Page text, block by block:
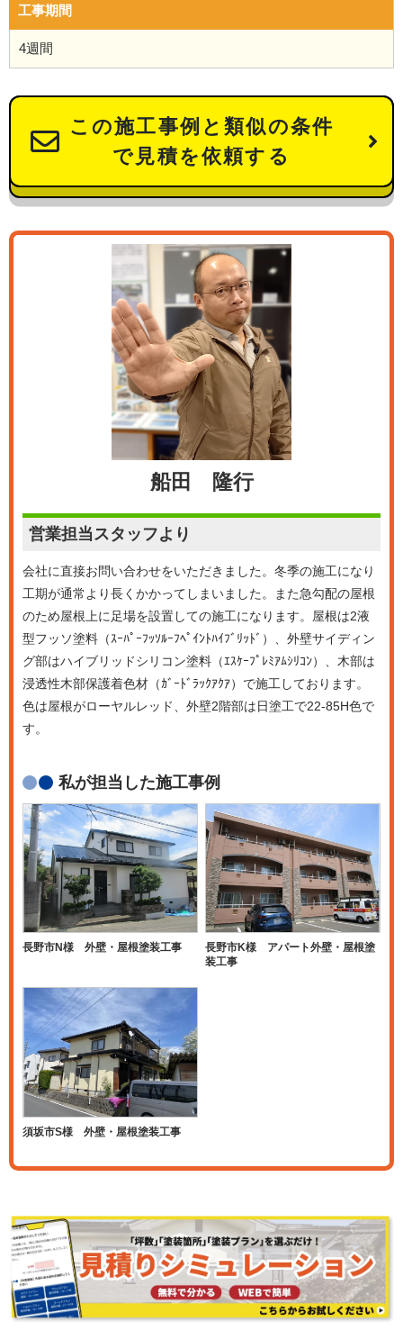
工事期間
4週間
この施工事例と類似の条件
で見積を依頼する
船田 隆行
営業担当スタッフより
会社に直接お問い合わせをいただきました。冬季の施工になり
工期が通常より長くかかってしまいました。また急勾配の屋根
のため屋根上に足場を設置しての施工になります。屋根は2液
型フッソ塗料（ｽｰﾊﾟｰﾌｯｿﾙｰﾌﾍﾟｲﾝﾄﾊｲﾌﾞﾘｯﾄﾞ）、外壁サイディン
グ部はハイブリッドシリコン塗料（ｴｽｹｰﾌﾟﾚﾐｱﾑｼﾘｺﾝ）、木部は
浸透性木部保護着色材（ｶﾞｰﾄﾞﾗｯｸｱｸｱ）で施工しております。
色は屋根がローヤルレッド、外壁2階部は日塗工で22-85H色で
す。
私が担当した施工事例
長野市N様 外壁・屋根塗装工事
長野市K様 アパート外壁・屋根塗
装工事
須坂市S様 外壁・屋根塗装工事